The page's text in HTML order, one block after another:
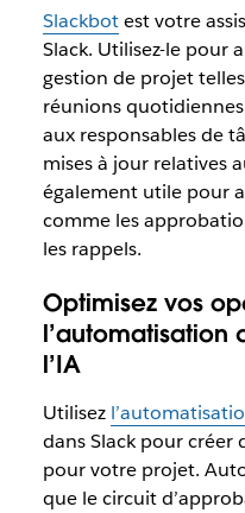
Slackbotest votre
Slack. Utilisez-le pour
gestion de projet
réunions
aux responsables de
mises à jour relatives
également utile pour
comme les
les rappels.
Optimisez vos
l’automatisation
l’IA
Utilisez
dans Slack pour créer
pour votre projet.
que le circuit